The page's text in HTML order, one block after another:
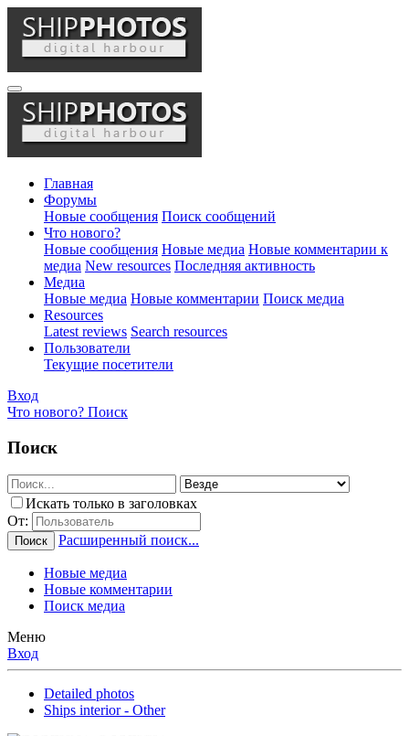
Главная
Форумы
Новые сообщения Поиск сообщений
Что нового?
Новые сообщения Новые медиа Новые комментарии к
медиа New resources Последняя активность
Медиа
Новые медиа Новые комментарии Поиск медиа
Resources
Latest reviews Search resources
Пользователи
Текущие посетители
Вход
Что нового? Поиск
Поиск
Искать только в заголовках
От:
Поиск Расширенный поиск...
Новые медиа
Новые комментарии
Поиск медиа
Меню
Вход
Detailed photos
Ships interior - Other